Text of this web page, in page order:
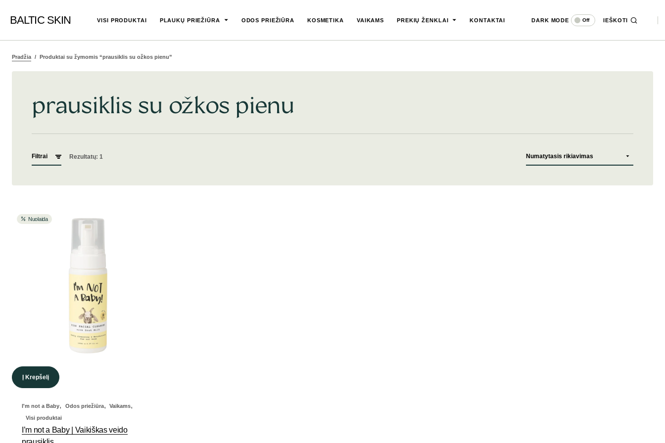
BALTIC SKIN VISI PRODUKTAI PLAUKŲ PRIEŽIŪRA ODOS PRIEŽIŪRA KOSMETIKA VAIKAMS PREKIŲ ŽENKLAI KONTAKTAI DARK MODE Off IEŠKOTI
Pradžia Produktai su žymomis “prausiklis su ožkos pienu”
prausiklis su ožkos pienu
Filtrai Rezultatų: 1
Nuolaida
Į Krepšelį
I'm not a Baby, Odos priežiūra, Vaikams,
Visi produktai
I’m not a Baby | Vaikiškas veido